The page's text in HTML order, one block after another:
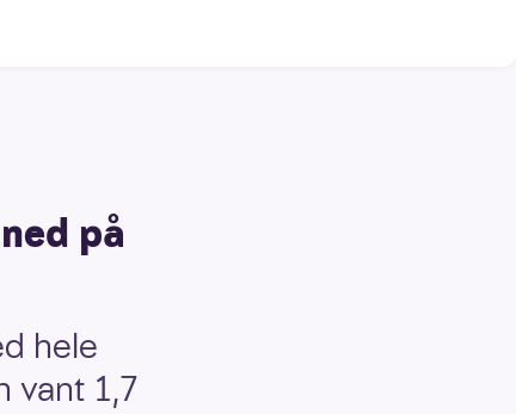
på
hele
vant 1,7